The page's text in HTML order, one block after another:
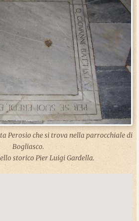
Perosio che si trova nella parrocchiale di
Bogliasco.
storico Pier Luigi Gardella.